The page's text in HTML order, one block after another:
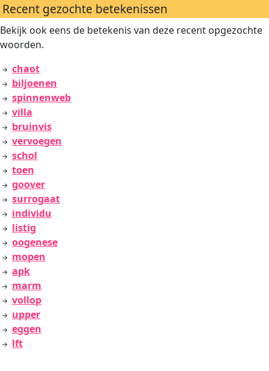
Recent gezochte betekenissen
Bekijk ook eens de betekenis van deze recent opgezochte
woorden.
chaot
biljoenen
spinnenweb
villa
bruinvis
vervoegen
schol
toen
goover
surrogaat
individu
listig
oogenese
mopen
apk
marm
vollop
upper
eggen
lft